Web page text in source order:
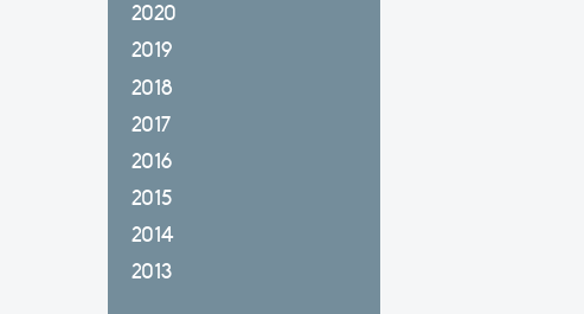
2020
2019
2018
2017
2016
2015
2014
2013